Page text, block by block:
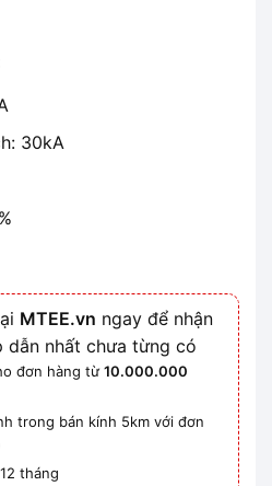
30kA
MTEE.vn ngay để nhận
dẫn nhất chưa từng có
đơn hàng từ10.000.000
trong bán kính 5km với đơn
tháng